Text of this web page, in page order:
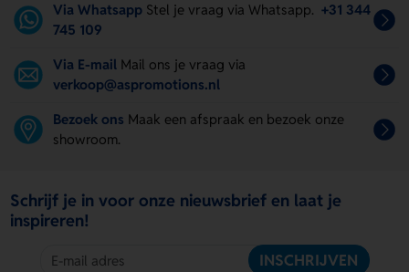
Via Whatsapp Stel je vraag via Whatsapp. +31 344
745 109
Via E-mail Mail ons je vraag via
verkoop@aspromotions.nl
Bezoek ons Maak een afspraak en bezoek onze
showroom.
Schrijf je in voor onze nieuwsbrief en laat je
inspireren!
INSCHRIJVEN